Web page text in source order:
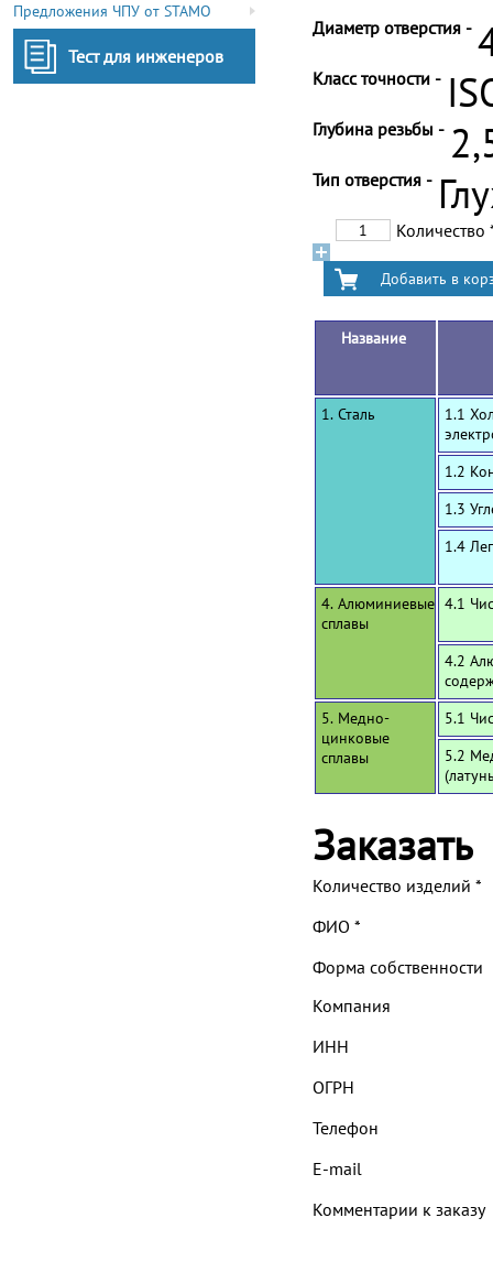
Предложения ЧПУ от STAMO
Тест для инженеров
Диаметр отверстия -
Класс точности -
Глубина резьбы -
Тип отверстия -
Количество
Название
1. Сталь
1.1
1.2
1.3
1.4
4. Алюминиевые
сплавы
4.1
4.2
5. Медно-
цинковые
сплавы
5.1
5.2
Заказать
Количество изделий *
ФИО *
Форма собственности
Компания
ИНН
ОГРН
Телефон
E-mail
Комментарии к заказу